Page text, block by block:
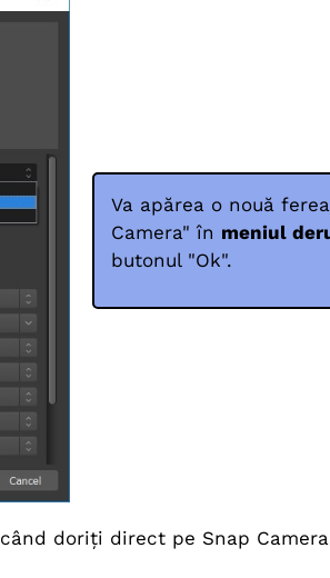
Va apărea o nouă
Camera" în meniul
butonul "Ok".
doriți direct pe Snap